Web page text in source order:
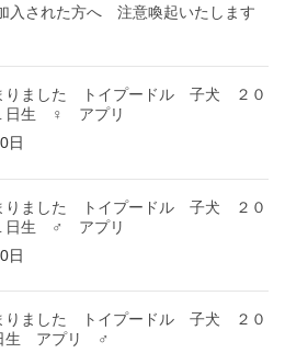
入された方へ 注意喚起いたします
りました トイプードル 子犬 ２０
１日生 ♀ アプリ
日
りました トイプードル 子犬 ２０
１日生 ♂ アプリ
日
りました トイプードル 子犬 ２０
日生 アプリ ♂